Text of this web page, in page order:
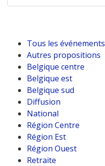
Tous les événements
Autres propositions
Belgique centre
Belgique est
Belgique sud
Diffusion
National
Région Centre
Région Est
Région Ouest
Retraite